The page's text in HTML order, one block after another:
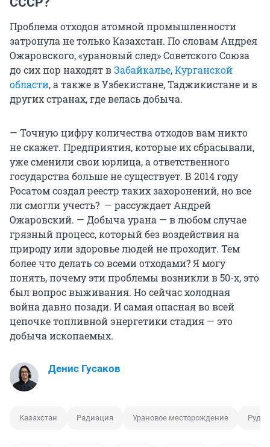
Проблема отходов атомной промышленности
затронула не только Казахстан. По словам Андрея
Ожаровского, «урановый след» Советского Союза
до сих пор находят вЗабайкалье,Курганской
области, а также в Узбекистане, Таджикистане и в
других странах, где велась добыча.
— Точную цифру количества отходов вам никто
не скажет. Предприятия, которые их сбрасывали,
уже сменили свои юрлица, а ответственного
государства больше не существует. В 2014 году
Росатом создал реестр таких захоронений, но все
ли смогли учесть? — рассуждает Андрей
Ожаровский. — Добыча урана — в любом случае
грязный процесс, который без воздействия на
природу или здоровье людей не проходит. Тем
более что делать со всеми отходами? Я могу
понять, почему эти проблемы возникли в 50-х, это
был вопрос выживания. Но сейчас холодная
война давно позади. И самая опасная во всей
цепочке топливной энергетики стадия — это
добыча ископаемых.
Денис Гусаков
Казахстан Радиация Урановое месторождение